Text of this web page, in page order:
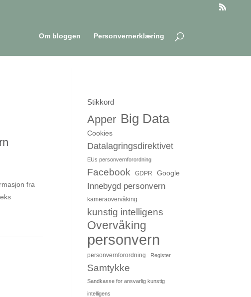
Om bloggen Personvernerklæring
fra
Stikkord
Apper Big Data
Cookies
Datalagringsdirektivet
EUs personvernforordning
Facebook GDPR Google
Innebygd personvern
kameraovervåking
kunstig intelligens
Overvåking
personvern
personvernforordning Register
Samtykke
Sandkasse for ansvarlig kunstig
intelligens